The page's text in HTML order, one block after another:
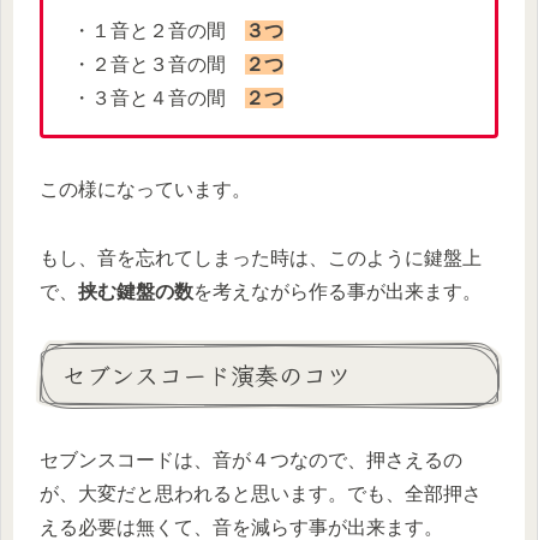
・１音と２音の間
３つ
・２音と３音の間
２つ
・３音と４音の間
２つ
この様になっています。
もし、音を忘れてしまった時は、このように鍵盤上
で、 挟む鍵盤の数を考えながら作る事が出来ます。
セブンスコード演奏のコツ
セブンスコードは、音が４つなので、押さえるの
が、大変だと思われると思います。でも、全部押さ
える必要は無くて、音を減らす事が出来ます。